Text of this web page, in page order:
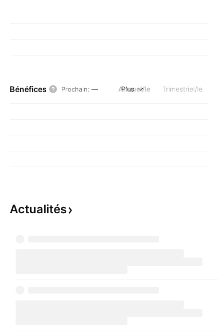
Bénéfices Prochain: — Annuel/le Trimestriel/le
Plus
Actualités